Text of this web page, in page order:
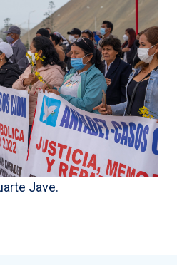
Jave.